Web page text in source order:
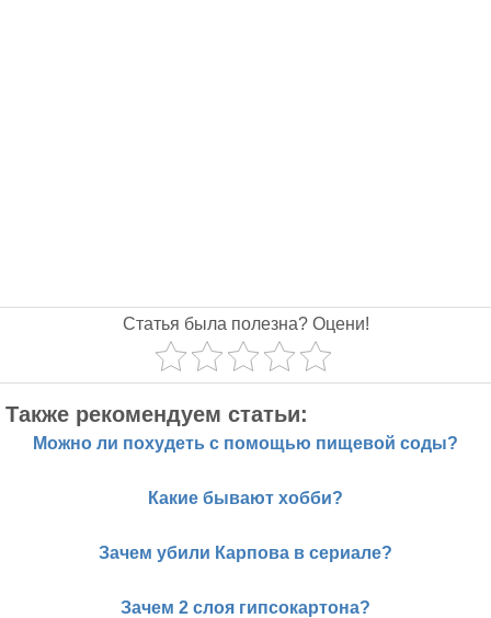
Статья была полезна? Оцени!
Также рекомендуем статьи:
Можно ли похудеть с помощью пищевой соды?
Какие бывают хобби?
Зачем убили Карпова в сериале?
Зачем 2 слоя гипсокартона?